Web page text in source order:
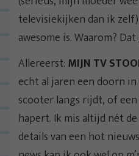
televisiekijken dan ik
awesome is. Waarom?
Allereerst: MIJN TV
echt al jaren een doorn
scooter langs rijdt, of
hapert. Ik mis altijd nét
details van een hot